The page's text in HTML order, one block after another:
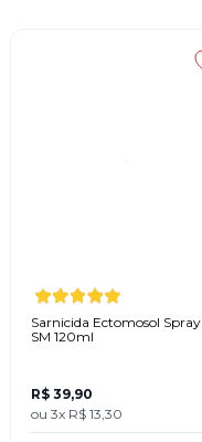
Sarnicida Ectomosol Spray
SM 120ml
R$ 39,90
ou 3x R$ 13,30